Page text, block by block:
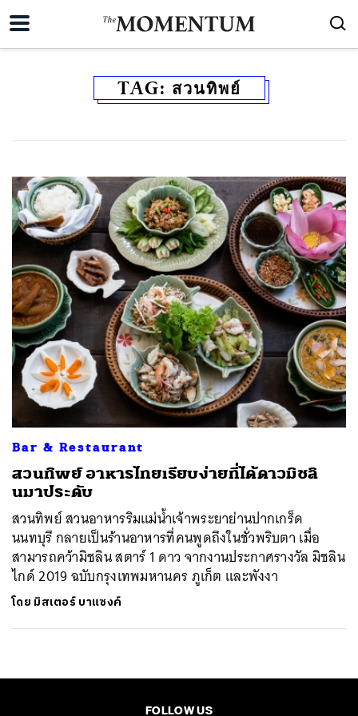
TAG: สวนทิพย์
Bar & Restaurant
สวนทิพย์ อาหารไทยเรียบง่ายที่ได้ดาวมิชลิ
นมาประดับ
สวนทิพย์ สวนอาหารริมแม่น้ำเจ้าพระยาย่านปากเกร็ด
นนทบุรี กลายเป็นร้านอาหารที่คนพูดถึงในชั่วพริบตา เมื่อ
สามารถคว้ามิชลิน สตาร์ 1 ดาว จากงานประกาศรางวัล มิชลิน
ไกด์ 2019 ฉบับกรุงเทพมหานคร ภูเก็ต และพังงา
โดย มิสเตอร์ บาแซงค์
FOLLOW US
ค้นหา
SHARE TWEET LINE EMAIL